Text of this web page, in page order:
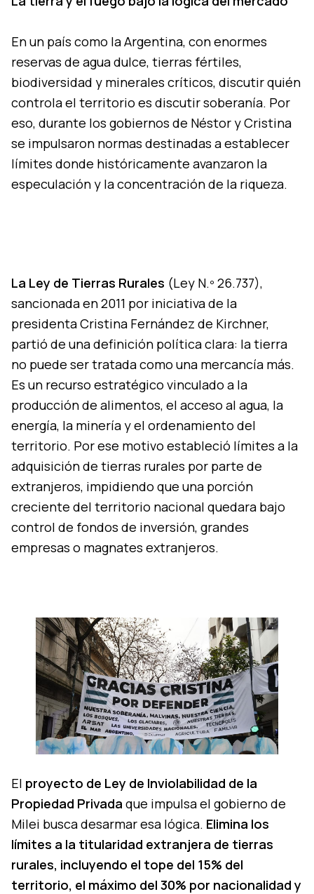
En un país como la Argentina, con enormes
reservas de agua dulce, tierras fértiles,
biodiversidad y minerales críticos, discutir quién
controla el territorio es discutir soberanía. Por
eso, durante los gobiernos de Néstor y Cristina
se impulsaron normas destinadas a establecer
límites donde históricamente avanzaron la
especulación y la concentración de la riqueza.
La Ley de Tierras Rurales (Ley N.º 26.737),
sancionada en 2011 por iniciativa de la
presidenta Cristina Fernández de Kirchner,
partió de una definición política clara: la tierra
no puede ser tratada como una mercancía más.
Es un recurso estratégico vinculado a la
producción de alimentos, el acceso al agua, la
energía, la minería y el ordenamiento del
territorio. Por ese motivo estableció límites a la
adquisición de tierras rurales por parte de
extranjeros, impidiendo que una porción
creciente del territorio nacional quedara bajo
control de fondos de inversión, grandes
empresas o magnates extranjeros.
El proyecto de Ley de Inviolabilidad de la
Propiedad Privada que impulsa el gobierno de
Milei busca desarmar esa lógica. Elimina los
límites a la titularidad extranjera de tierras
rurales, incluyendo el tope del 15% del
territorio, el máximo del 30% por nacionalidad y